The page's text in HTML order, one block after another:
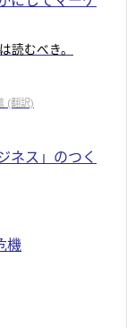
読むべき。
(翻訳)
ネス」のつく
機